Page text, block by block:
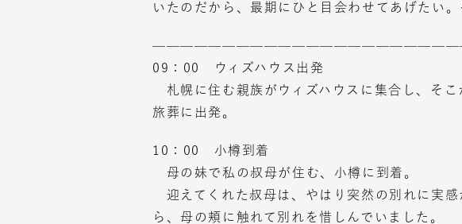
いたのだから、最期にひと目会わせてあげたい
09：00 ウィズハウス出発
札幌に住む親族がウィズハウスに集合し、そ
旅葬に出発。
10：00 小樽到着
母の妹で私の叔母が住む、小樽に到着。
迎えてくれた叔母は、やはり突然の別れに実
ら、母の頬に触れて別れを惜しんでいました。